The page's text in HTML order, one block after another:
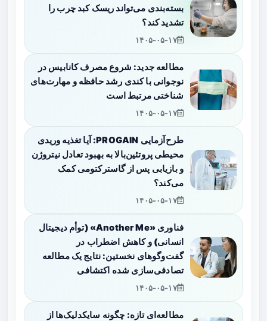
بسته‌بندی می‌تواند ریسک کبد چرب را
تشدید کند؟
۱۴۰۵-۰۵-۱۷
مطالعه جدید: شروع مصرف کانابیس در
نوجوانی با کندی رشد حافظه و مهارت‌های
شناختی مرتبط است
۱۴۰۵-۰۵-۱۷
طرح‌آزمایی PROGAIN: آیا تغذیه وریدی
محیطی پروتئین‌بالا به بهبود تعادل نیتروژن
و بازیابی پس از گاسترکتومی کمک
می‌کند؟
۱۴۰۵-۰۵-۱۷
فناوری «Another Me» (توأم دیجیتال
انسانی) و کاهش اضطراب در
گفت‌وگوهای نخستین: نتایج یک مطالعه
تصادفی‌سازی شده اکتشافی
۱۴۰۵-۰۵-۱۷
مطالعه‌ای تازه: چگونه سایکدلیک‌ها از